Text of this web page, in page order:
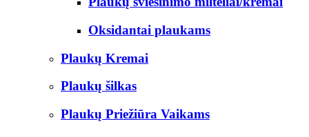
Oksidantai plaukams
Plaukų Kremai
Plaukų šilkas
Plaukų Priežiūra Vaikams